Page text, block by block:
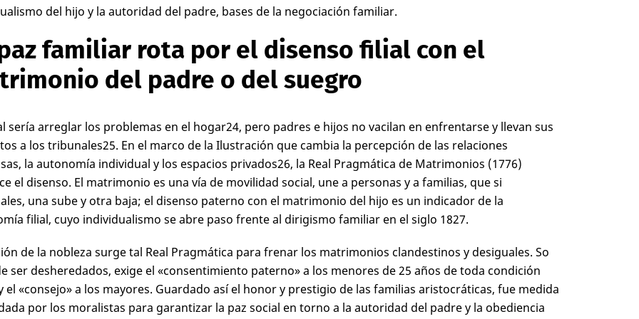
del hijo y la autoridad del padre, bases de la negociación familiar.
familiar rota por el disenso filial con el
del padre o del suegro
sería arreglar los problemas en el hogar24, pero padres e hijos no vacilan en enfrentarse y llevan sus
a los tribunales25. En el marco de la Ilustración que cambia la percepción de las relaciones
la autonomía individual y los espacios privados26, la Real Pragmática de Matrimonios (1776)
el disenso. El matrimonio es una vía de movilidad social, une a personas y a familias, que si
una sube y otra baja; el disenso paterno con el matrimonio del hijo es un indicador de la
filial, cuyo individualismo se abre paso frente al dirigismo familiar en el siglo 1827.
de la nobleza surge tal Real Pragmática para frenar los matrimonios clandestinos y desiguales. So
ser desheredados, exige el «consentimiento paterno» a los menores de 25 años de toda condición
el «consejo» a los mayores. Guardado así el honor y prestigio de las familias aristocráticas, fue medida
por los moralistas para garantizar la paz social en torno a la autoridad del padre y la obediencia